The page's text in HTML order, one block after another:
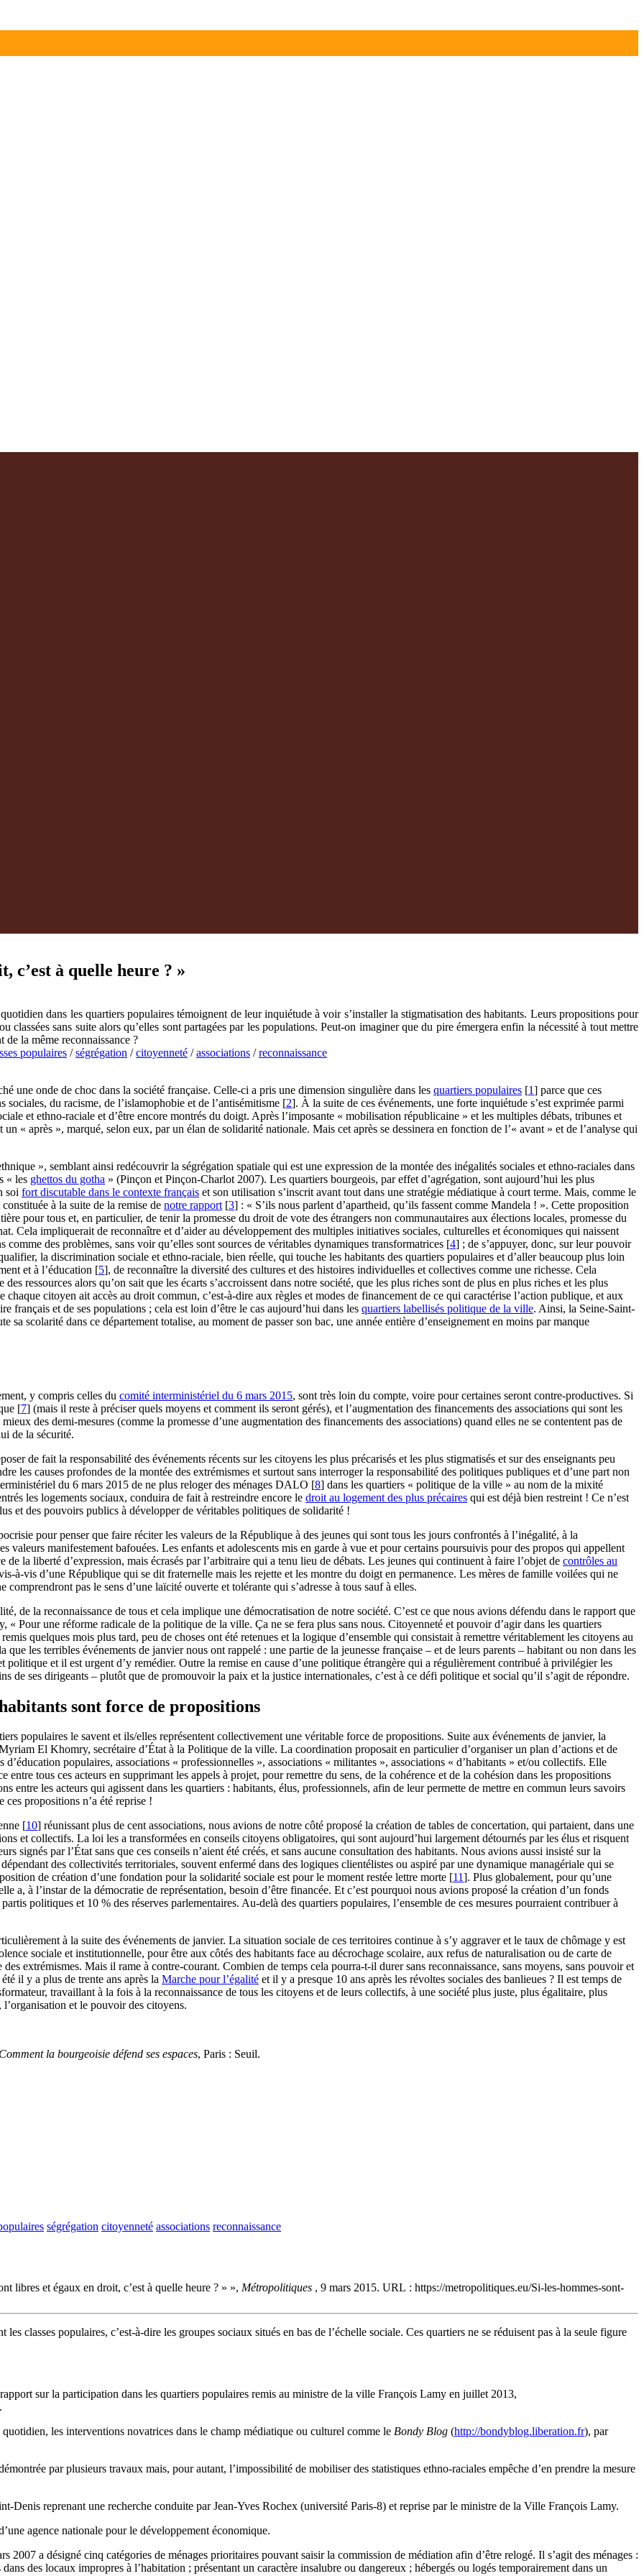
c’est à quelle heure ? »
dans les quartiers populaires témoignent de leur inquiétude à voir s’installer la stigmatisation des habitants. Leurs propositions pour
classées sans suite alors qu’elles sont partagées par les populations. Peut-on imaginer que du pire émergera enfin la nécessité à tout mettre
la même reconnaissance ?
populaires /ségrégation /citoyenneté /associations /reconnaissance
une onde de choc dans la société française. Celle-ci a pris une dimension singulière dans les quartiers populaires [1] parce que ces
du racisme, de l’islamophobie et de l’antisémitisme [2]. À la suite de ces événements, une forte inquiétude s’est exprimée parmi
et ethno-raciale et d’être encore montrés du doigt. Après l’imposante « mobilisation républicaine » et les multiples débats, tribunes et
« après », marqué, selon eux, par un élan de solidarité nationale. Mais cet après se dessinera en fonction de l’« avant » et de l’analyse qui
», semblant ainsi redécouvrir la ségrégation spatiale qui est une expression de la montée des inégalités sociales et ethno-raciales dans
« les ghettos du gotha » (Pinçon et Pinçon-Charlot 2007). Les quartiers bourgeois, par effet d’agrégation, sont aujourd’hui les plus
soi fort discutable dans le contexte français et son utilisation s’inscrit avant tout dans une stratégie médiatique à court terme. Mais, comme le
constituée à la suite de la remise de notre rapport [3] : « S’ils nous parlent d’apartheid, qu’ils fassent comme Mandela ! ». Cette proposition
pour tous et, en particulier, de tenir la promesse du droit de vote des étrangers non communautaires aux élections locales, promesse du
Cela impliquerait de reconnaître et d’aider au développement des multiples initiatives sociales, culturelles et économiques qui naissent
des problèmes, sans voir qu’elles sont sources de véritables dynamiques transformatrices [4] ; de s’appuyer, donc, sur leur pouvoir
la discrimination sociale et ethno-raciale, bien réelle, qui touche les habitants des quartiers populaires et d’aller beaucoup plus loin
et à l’éducation [5], de reconnaître la diversité des cultures et des histoires individuelles et collectives comme une richesse. Cela
ressources alors qu’on sait que les écarts s’accroissent dans notre société, que les plus riches sont de plus en plus riches et les plus
citoyen ait accès au droit commun, c’est-à-dire aux règles et modes de financement de ce qui caractérise l’action publique, et aux
français et de ses populations ; cela est loin d’être le cas aujourd’hui dans les quartiers labellisés politique de la ville. Ainsi, la Seine-Saint-
scolarité dans ce département totalise, au moment de passer son bac, une année entière d’enseignement en moins par manque
y compris celles du comité interministériel du 6 mars 2015, sont très loin du compte, voire pour certaines seront contre-productives. Si
[7] (mais il reste à préciser quels moyens et comment ils seront gérés), et l’augmentation des financements des associations qui sont les
des demi-mesures (comme la promesse d’une augmentation des financements des associations) quand elles ne se contentent pas de
de la sécurité.
de fait la responsabilité des événements récents sur les citoyens les plus précarisés et les plus stigmatisés et sur des enseignants peu
les causes profondes de la montée des extrémismes et surtout sans interroger la responsabilité des politiques publiques et d’une part non
du 6 mars 2015 de ne plus reloger des ménages DALO [8] dans les quartiers « politique de la ville » au nom de la mixité
les logements sociaux, conduira de fait à restreindre encore le droit au logement des plus précaires qui est déjà bien restreint ! Ce n’est
et des pouvoirs publics à développer de véritables politiques de solidarité !
pour penser que faire réciter les valeurs de la République à des jeunes qui sont tous les jours confrontés à l’inégalité, à la
valeurs manifestement bafouées. Les enfants et adolescents mis en garde à vue et pour certains poursuivis pour des propos qui appellent
la liberté d’expression, mais écrasés par l’arbitraire qui a tenu lieu de débats. Les jeunes qui continuent à faire l’objet de contrôles au
à-vis d’une République qui se dit fraternelle mais les rejette et les montre du doigt en permanence. Les mères de famille voilées qui ne
pas le sens d’une laïcité ouverte et tolérante qui s’adresse à tous sauf à elles.
de la reconnaissance de tous et cela implique une démocratisation de notre société. C’est ce que nous avions défendu dans le rapport que
Pour une réforme radicale de la politique de la ville. Ça ne se fera plus sans nous. Citoyenneté et pouvoir d’agir dans les quartiers
quelques mois plus tard, peu de choses ont été retenues et la logique d’ensemble qui consistait à remettre véritablement les citoyens au
les terribles événements de janvier nous ont rappelé : une partie de la jeunesse française – et de leurs parents – habitant ou non dans les
politique et il est urgent d’y remédier. Outre la remise en cause d’une politique étrangère qui a régulièrement contribué à privilégier les
de ses dirigeants – plutôt que de promouvoir la paix et la justice internationales, c’est à ce défi politique et social qu’il s’agit de répondre.
sont force de propositions
populaires le savent et ils/elles représentent collectivement une véritable force de propositions. Suite aux événements de janvier, la
El Khomry, secrétaire d’État à la Politique de la ville. La coordination proposait en particulier d’organiser un plan d’actions et de
populaires, associations « professionnelles », associations « militantes », associations « d’habitants » et/ou collectifs. Elle
tous ces acteurs en supprimant les appels à projet, pour remettre du sens, de la cohérence et de la cohésion dans les propositions
entre les acteurs qui agissent dans les quartiers : habitants, élus, professionnels, afin de leur permette de mettre en commun leurs savoirs
propositions n’a été reprise !
[10] réunissant plus de cent associations, nous avions de notre côté proposé la création de tables de concertation, qui partaient, dans une
et collectifs. La loi les a transformées en conseils citoyens obligatoires, qui sont aujourd’hui largement détournés par les élus et risquent
signés par l’État sans que ces conseils n’aient été créés, et sans aucune consultation des habitants. Nous avions aussi insisté sur la
des collectivités territoriales, souvent enfermé dans des logiques clientélistes ou aspiré par une dynamique managériale qui se
de création d’une fondation pour la solidarité sociale est pour le moment restée lettre morte [11]. Plus globalement, pour qu’une
a, à l’instar de la démocratie de représentation, besoin d’être financée. Et c’est pourquoi nous avions proposé la création d’un fonds
politiques et 10 % des réserves parlementaires. Au-delà des quartiers populaires, l’ensemble de ces mesures pourraient contribuer à
à la suite des événements de janvier. La situation sociale de ces territoires continue à s’y aggraver et le taux de chômage y est
sociale et institutionnelle, pour être aux côtés des habitants face au décrochage scolaire, aux refus de naturalisation ou de carte de
extrémismes. Mais il rame à contre-courant. Combien de temps cela pourra-t-il durer sans reconnaissance, sans moyens, sans pouvoir et
il y a plus de trente ans après la Marche pour l’égalité et il y a presque 10 ans après les révoltes sociales des banlieues ? Il est temps de
travaillant à la fois à la reconnaissance de tous les citoyens et de leurs collectifs, à une société plus juste, plus égalitaire, plus
et le pouvoir des citoyens.
la bourgeoisie défend ses espaces, Paris : Seuil.
ségrégation citoyenneté associations reconnaissance
libres et égaux en droit, c’est à quelle heure ? » », Métropolitiques , 9 mars 2015. URL : https://metropolitiques.eu/Si-les-hommes-sont-
classes populaires, c’est-à-dire les groupes sociaux situés en bas de l’échelle sociale. Ces quartiers ne se réduisent pas à la seule figure
sur la participation dans les quartiers populaires remis au ministre de la ville François Lamy en juillet 2013,
.
les interventions novatrices dans le champ médiatique ou culturel comme le Bondy Blog (http://bondyblog.liberation.fr), par
par plusieurs travaux mais, pour autant, l’impossibilité de mobiliser des statistiques ethno-raciales empêche d’en prendre la mesure
Denis reprenant une recherche conduite par Jean-Yves Rochex (université Paris‑8) et reprise par le ministre de la Ville François Lamy.
agence nationale pour le développement économique.
a désigné cinq catégories de ménages prioritaires pouvant saisir la commission de médiation afin d’être relogé. Il s’agit des ménages :
des locaux impropres à l’habitation ; présentant un caractère insalubre ou dangereux ; hébergés ou logés temporairement dans un